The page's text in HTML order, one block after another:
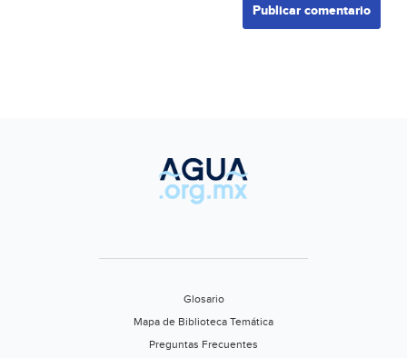
Glosario
Mapa de Biblioteca Temática
Preguntas Frecuentes